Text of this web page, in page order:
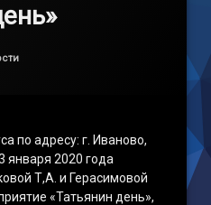
на
по адресу: г. Иваново,
января 2020 года
Т,А. и Герасимовой
«Татьянин день»,